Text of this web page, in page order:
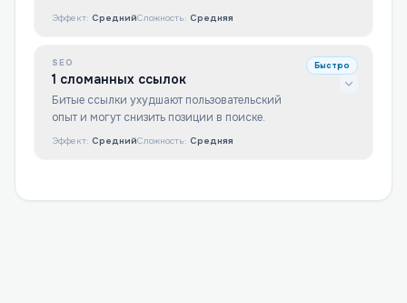
Эффект: СреднийСложность: Средняя
SEO
1 сломанных ссылок
Битые ссылки ухудшают пользовательский
опыт и могут снизить позиции в поиске.
Быстро
Эффект: СреднийСложность: Средняя